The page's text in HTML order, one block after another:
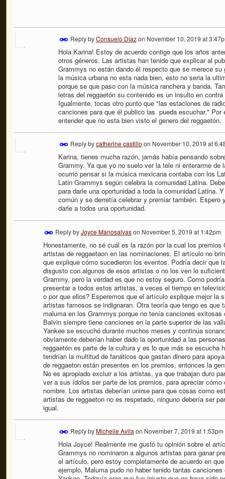
Reply byConsuelo Diazon November 10, 2019 at
Hola Karina! Estoy de acuerdo contigo que los años
otros géneros. Las artistas han tenido que explicar al
Grammys no están dando él respecto que se merece
la música urbana no esta nada bien, esto no seria la
porque se que paso con la música ranchera y banda.
letras del reggaetón su contenido es un insulto en
Igualmente, tocas otro punto que "las estaciones de
canciones para que él publico las pueda escuchar."
entender que no esta bien visto el genero del reggaetón.
Reply bycatherine castillo on November 10, 2019 at
Karina, tienes mucha razón, jamás había pensando
Grammy. Ya que yo no suelo ver la tele ni enterarme
ocurrió pensar si la música mexicana contaba con los
Latin Grammys según celebra la comunidad Latina.
para darle una oportunidad a toda la comunidad Latina.
común y se derretía celebrar y premiar también.
darle a todos una oportunidad.
Reply byJoyce Manosalvason November 5, 2019 at 1:42pm
Honestamente, no sé cuál es la razón por la cual los
artistas de reggaetaon en las nominaciones. El artículo no
que explique cómo sucedieron los eventos. Podría decir que
disgusto con algunos de esos artistas o no los ven lo
Grammy, pero la verdad es que no estoy seguro. Como
presentar a todos estos artistas, a veces el tiempo en
o por que ellos? Esperemos que el artículo explique mejor la
artistas famosos se indignaran. Otra teoría que tengo es que
maluma en los Grammys porque no tenía canciones
Balvin siempre tiene canciones en la parte superior de las
Yankee se escuchó durante muchos meses y continúa
obviamente deberían haber dado la oportunidad a las
reggaetón es parte de la cultura y es lo que más se escucha
tendrían la multitud de fanáticos que gastan dinero para
de reggaeton están presentes en los premios, entonces la
No es apropiado excluir a los artistas, ya que trabajan duro
ver a sus ídolos ser parte de los premios, para apreciar
nombre. Los artistas deberían unirse para que cosas como
artistas de reggaeton no es respetado, ninguno debería ser
igual.
Reply byMichelle Avila on November 7, 2019 at 1:53pm
Hola Joyce! Realmente me gustó tu opinión sobre el
Grammys no nominaron a algunos artistas para ganar
el artículo, pero estoy completamente de acuerdo en
ejemplo, Maluma pudo no haber tenido tantas